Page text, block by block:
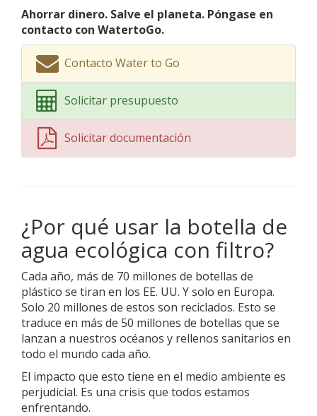
Ahorrar dinero. Salve el planeta. Póngase en
contacto con WatertoGo.
Contacto Water to Go
Solicitar presupuesto
Solicitar documentación
¿Por qué usar la botella de
agua ecológica con filtro?
Cada año, más de 70 millones de botellas de
plástico se tiran en los EE. UU. Y solo en Europa.
Solo 20 millones de estos son reciclados. Esto se
traduce en más de 50 millones de botellas que se
lanzan a nuestros océanos y rellenos sanitarios en
todo el mundo cada año.
El impacto que esto tiene en el medio ambiente es
perjudicial. Es una crisis que todos estamos
enfrentando.